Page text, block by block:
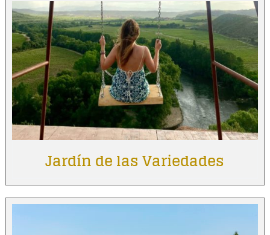
Jardín de las Variedades